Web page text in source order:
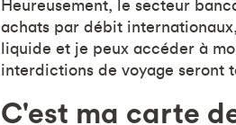
Heureusement, le secteur
achats par débit
liquide et je peux accéder à
interdictions de voyage seront
C'est ma carte